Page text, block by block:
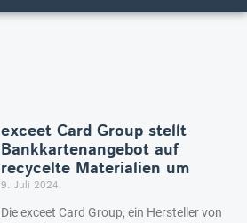
exceet Card Group stellt
Bankkartenangebot auf
recycelte Materialien um
9. Juli 2024
Die exceet Card Group, ein Hersteller von